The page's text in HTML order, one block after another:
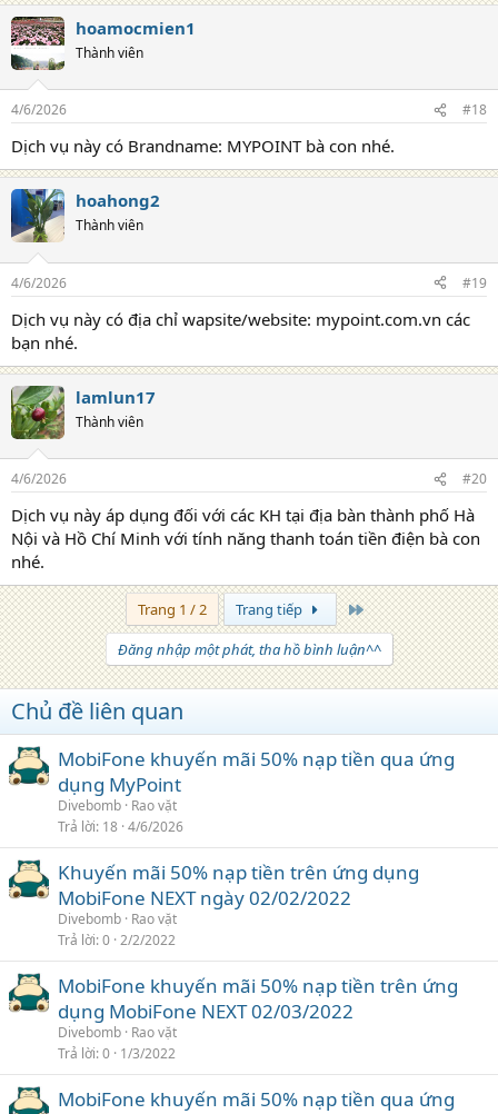
hoamocmien1
Thành viên
4/6/2026 #18
Dịch vụ này có Brandname: MYPOINT bà con nhé.
hoahong2
Thành viên
4/6/2026 #19
Dịch vụ này có địa chỉ wapsite/website: mypoint.com.vn các
bạn nhé.
lamlun17
Thành viên
4/6/2026 #20
Dịch vụ này áp dụng đối với các KH tại địa bàn thành phố Hà
Nội và Hồ Chí Minh với tính năng thanh toán tiền điện bà con
nhé.
Trang 1 / 2 Trang tiếp Trang cuối
Đăng nhập một phát, tha hồ bình luận^^
Chủ đề liên quan
MobiFone khuyến mãi 50% nạp tiền qua ứng
dụng MyPoint
Divebomb Rao vặt
Trả lời 18 4/6/2026
Khuyến mãi 50% nạp tiền trên ứng dụng
MobiFone NEXT ngày 02/02/2022
Divebomb Rao vặt
Trả lời 0 2/2/2022
MobiFone khuyến mãi 50% nạp tiền trên ứng
dụng MobiFone NEXT 02/03/2022
Divebomb Rao vặt
Trả lời 0 1/3/2022
MobiFone khuyến mãi 50% nạp tiền qua ứng